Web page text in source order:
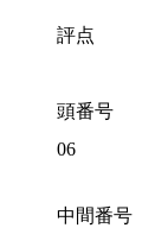
評点
頭番号
06
中間番号